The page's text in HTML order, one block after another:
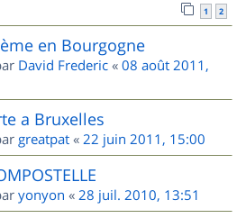
1 2
en Bourgogne
David Frederic « 08 août 2011,
a Bruxelles
greatpat « 22 juin 2011, 15:00
yonyon « 28 juil. 2010, 13:51